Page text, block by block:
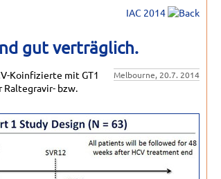
IAC 2014
gut verträglich.
Melbourne, 20.7. 2014
Koinfizierte mit GT1
bzw.